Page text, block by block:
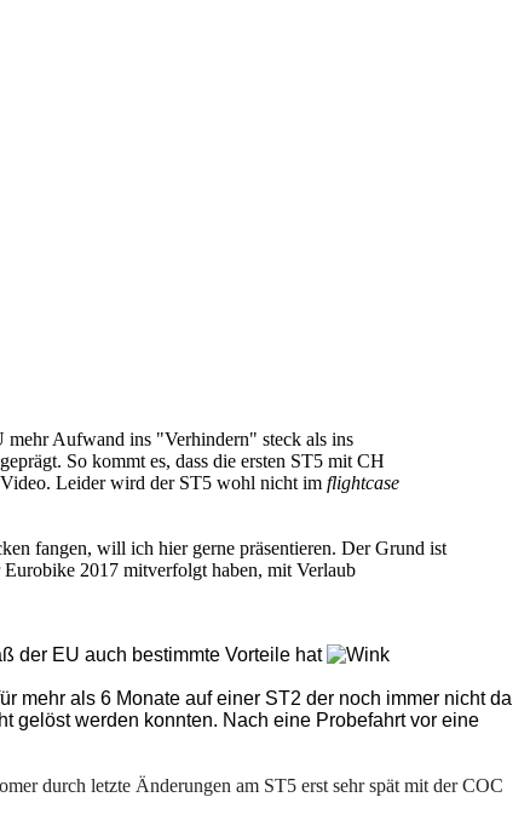
mehr Aufwand ins "Verhindern" steck als ins
So kommt es, dass die ersten ST5 mit CH
Video. Leider wird der ST5 wohl nicht im flightcase
fangen, will ich hier gerne präsentieren. Der Grund ist
2017 mitverfolgt haben, mit Verlaub
der EU auch bestimmte Vorteile hat
mehr als 6 Monate auf einer ST2 der noch immer nicht da
gelöst werden konnten. Nach eine Probefahrt vor eine
durch letzte Änderungen am ST5 erst sehr spät mit der COC